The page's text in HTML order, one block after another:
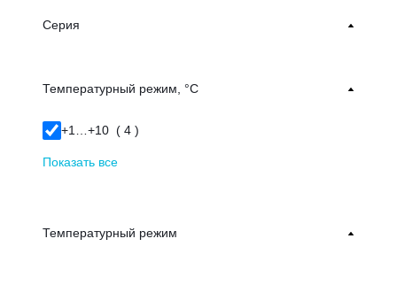
Серия
Температурный режим, °С
+1…+10 ( 4 )
Показать все
Температурный режим